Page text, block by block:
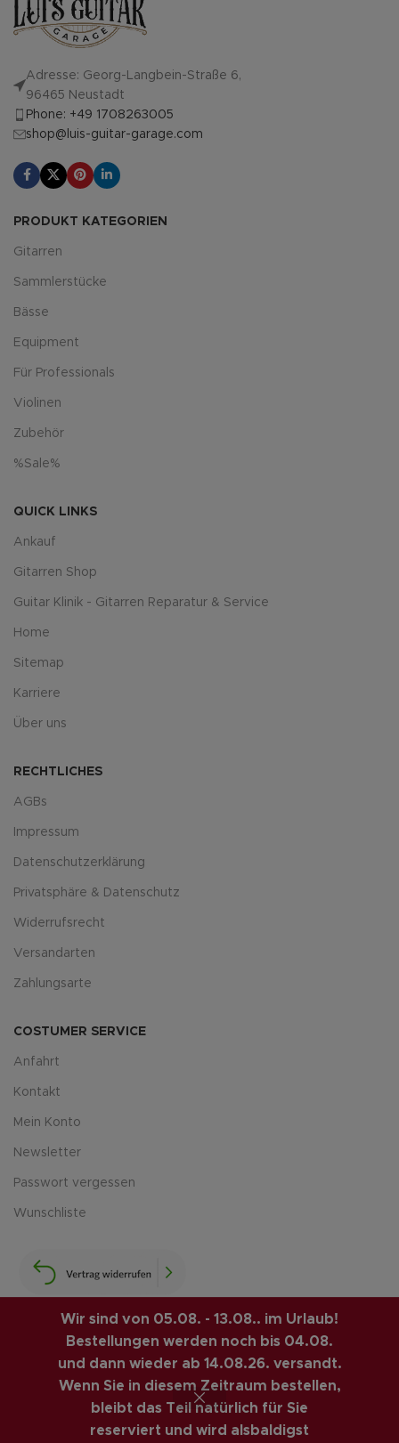
Wir sind von 05.08. - 13.08.. im Urlaub!
Bestellungen werden noch bis 04.08.
und dann wieder ab 14.08.26. versandt.
Wenn Sie in diesem Zeitraum bestellen,
bleibt das Teil natürlich für Sie
reserviert und wird alsbaldigst
Adresse: Georg-Langbein-Straße 6,
96465 Neustadt
Phone: +49 1708263005
shop@luis-guitar-garage.com
PRODUKT KATEGORIEN
Gitarren
Sammlerstücke
Bässe
Equipment
Für Professionals
Violinen
Zubehör
%Sale%
QUICK LINKS
Ankauf
Gitarren Shop
Guitar Klinik - Gitarren Reparatur & Service
Home
Sitemap
Karriere
Über uns
RECHTLICHES
AGBs
Impressum
Datenschutzerklärung
Privatsphäre & Datenschutz
Widerrufsrecht
Versandarten
Zahlungsarte
COSTUMER SERVICE
Anfahrt
Kontakt
Mein Konto
Newsletter
Passwort vergessen
Wunschliste
LUIS-GUITAR-GARAGE.COM © 2026 | CREATED BY
COMPUTERMOBIL. PREMIUM E-COMMERCE SOLUTIONS.
VINTAGE GITARREN ONLINE SHOP
Vertrag widerrufen